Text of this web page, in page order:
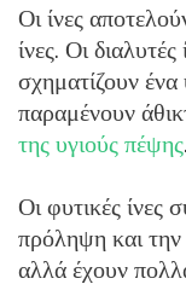
Οι ίνες
ίνες. Οι
σχηματίζουν ένα
παραμένουν
της υγιούς πέψης.
Οι φυτικές ίνες
πρόληψη και την
αλλά έχουν